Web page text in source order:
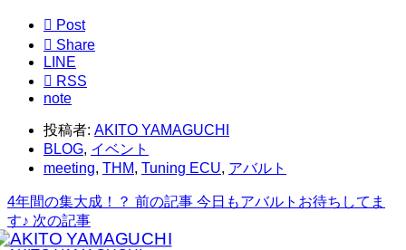
 Post
 Share
LINE
 RSS
note
投稿者: AKITO YAMAGUCHI
BLOG, イベント
meeting, THM, Tuning ECU, アバルト
4年間の集大成！？ 前の記事 今日もアバルトお待ちしてま
す♪ 次の記事